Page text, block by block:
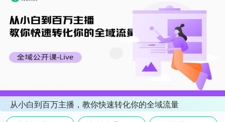
从小白到百万主播，教你快速转化你的全域流量